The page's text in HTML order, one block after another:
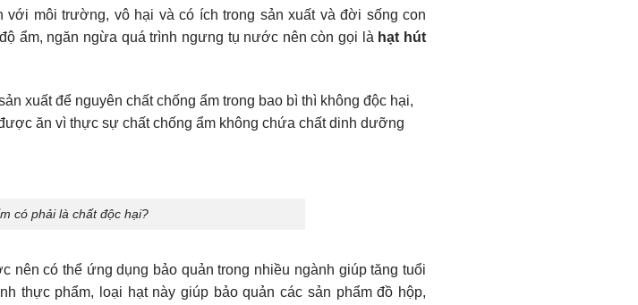
môi trường, vô hại và có ích trong sản xuất và đời sống con
ẩm, ngăn ngừa quá trình ngưng tụ nước nên còn gọi là hạt hút
xuất để nguyên chất chống ẩm trong bao bì thì không độc hại,
ăn vì thực sự chất chống ẩm không chứa chất dinh dưỡng
có phải là chất độc hại?
nên có thể ứng dụng bảo quản trong nhiều ngành giúp tăng tuổi
thực phẩm, loại hạt này giúp bảo quản các sản phẩm đồ hộp,